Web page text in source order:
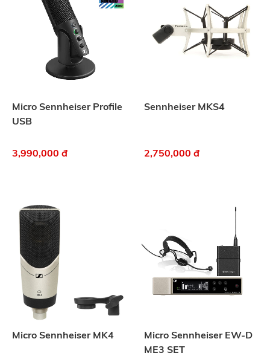
Micro Sennheiser Profile
USB
3,990,000 đ
Sennheiser MKS4
2,750,000 đ
Micro Sennheiser MK4
Micro Sennheiser EW-D
ME3 SET